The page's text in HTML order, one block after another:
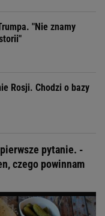
"Nie znamy
Rosji. Chodzi o bazy
pytanie. -
czego powinnam